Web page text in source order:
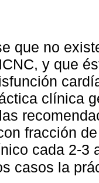
que no
y que
clínica
fracción
cada 2-3
casos la